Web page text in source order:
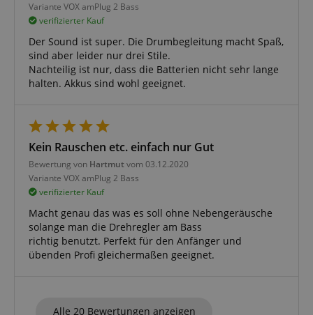
Variante VOX amPlug 2 Bass
verifizierter Kauf
Der Sound ist super. Die Drumbegleitung macht Spaß,
sind aber leider nur drei Stile.
Nachteilig ist nur, dass die Batterien nicht sehr lange
halten. Akkus sind wohl geeignet.
Kein Rauschen etc. einfach nur Gut
Bewertung von Hartmutvom 03.12.2020
Variante VOX amPlug 2 Bass
verifizierter Kauf
Macht genau das was es soll ohne Nebengeräusche
solange man die Drehregler am Bass
richtig benutzt. Perfekt für den Anfänger und
übenden Profi gleichermaßen geeignet.
Alle 20 Bewertungen anzeigen
session-id-apay
Amazon
CrossDomainCookieScriptConsent_389
Datenschutzerklärung